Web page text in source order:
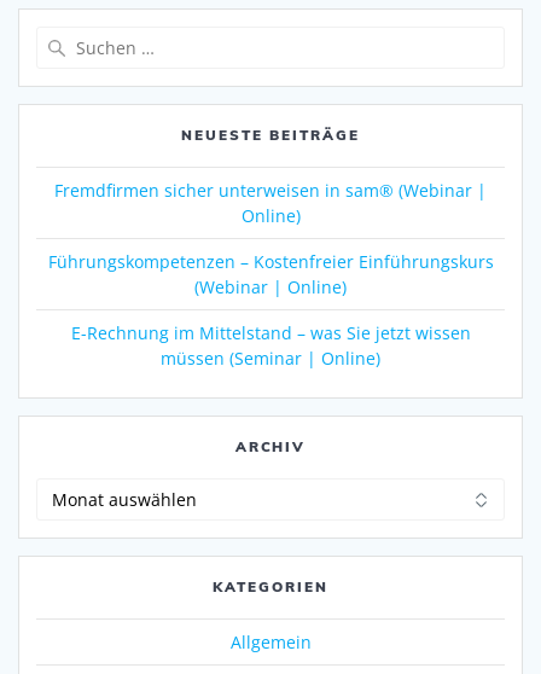
NEUESTE BEITRÄGE
Fremdfirmen sicher unterweisen in sam® (Webinar |
Online)
Führungskompetenzen – Kostenfreier Einführungskurs
(Webinar | Online)
E-Rechnung im Mittelstand – was Sie jetzt wissen
müssen (Seminar | Online)
ARCHIV
KATEGORIEN
Allgemein